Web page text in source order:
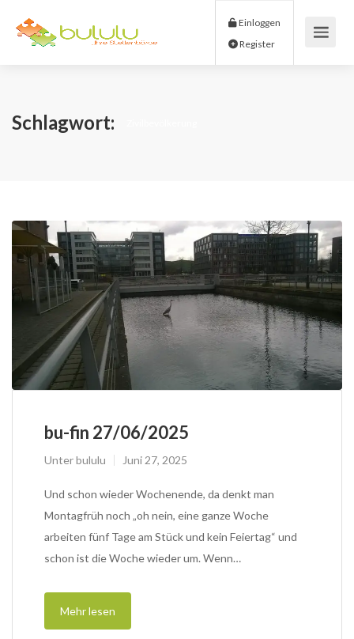
Einloggen
Schlagwort:
bu-fin 27/06/2025
Unterbululu Juni 27, 2025
Und schon wieder Wochenende, da denkt man
Montagfrüh noch „oh nein, eine ganze Woche
arbeiten fünf Tage am Stück und kein Feiertag“ und
schon ist die Woche wieder um. Wenn…
Mehr lesen